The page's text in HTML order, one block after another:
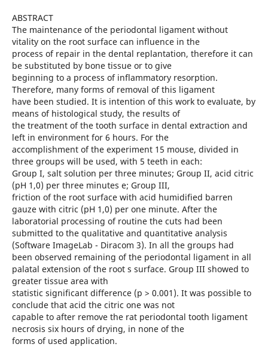
ABSTRACT
The maintenance of the periodontal ligament without
vitality on the root surface can influence in the
process of repair in the dental replantation, therefore it can
be substituted by bone tissue or to give
beginning to a process of inflammatory resorption.
Therefore, many forms of removal of this ligament
have been studied. It is intention of this work to evaluate, by
means of histological study, the results of
the treatment of the tooth surface in dental extraction and
left in environment for 6 hours. For the
accomplishment of the experiment 15 mouse, divided in
three groups will be used, with 5 teeth in each:
Group I, salt solution per three minutes; Group II, acid citric
(pH 1,0) per three minutes e; Group III,
friction of the root surface with acid humidified barren
gauze with citric (pH 1,0) per one minute. After the
laboratorial processing of routine the cuts had been
submitted to the qualitative and quantitative analysis
(Software ImageLab - Diracom 3). In all the groups had
been observed remaining of the periodontal ligament in all
palatal extension of the root s surface. Group III showed to
greater tissue area with
statistic significant difference (p > 0.001). It was possible to
conclude that acid the citric one was not
capable to after remove the rat periodontal tooth ligament
necrosis six hours of drying, in none of the
forms of used application.